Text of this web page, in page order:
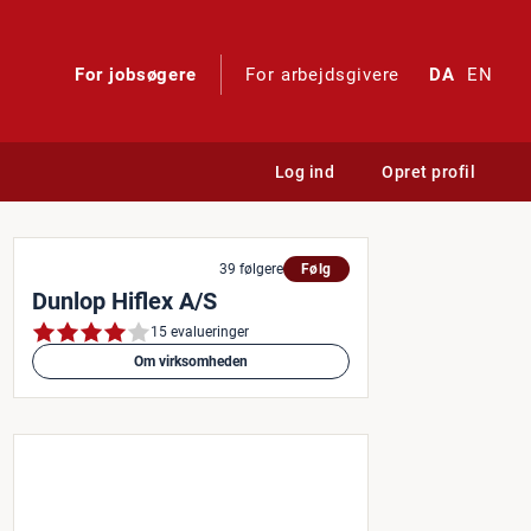
For jobsøgere For arbejdsgivere DA EN
Log ind Opret profil
industrikomponenter
39 følgere Følg
Dunlop Hiflex A/S
15 evalueringer
Om virksomheden